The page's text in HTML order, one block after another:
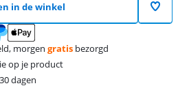
in de winkel
morgen gratis bezorgd
op je product
dagen